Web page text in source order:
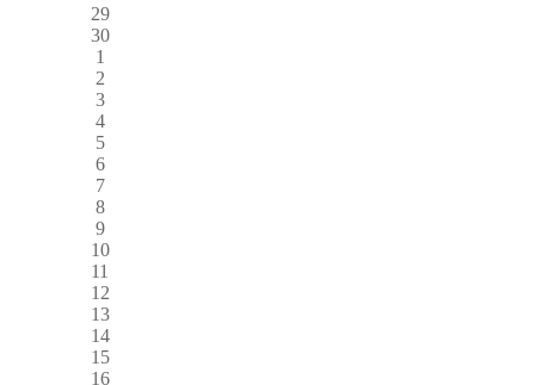
29
30
1
2
3
4
5
6
7
8
9
10
11
12
13
14
15
16